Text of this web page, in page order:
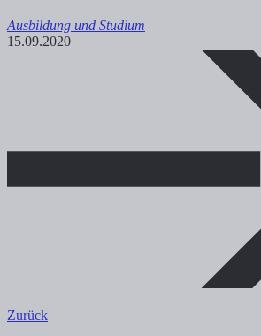
Ausbildung und Studium
15.09.2020
Zurück